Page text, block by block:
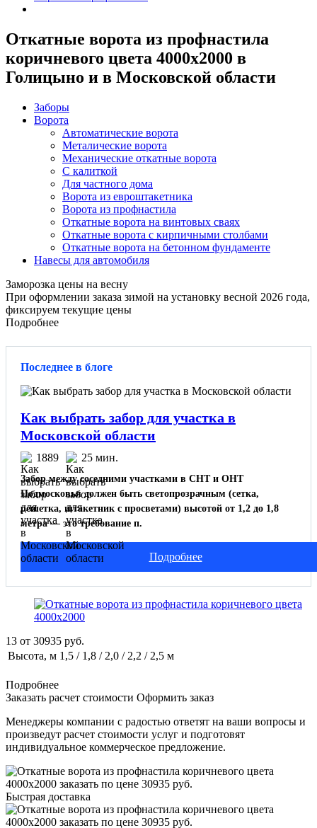
Откатные ворота из профнастила
коричневого цвета 4000x2000 в
Голицыно и в Московской области
Заборы
Ворота
Автоматические ворота
Металические ворота
Механические откатные ворота
С калиткой
Для частного дома
Ворота из евроштакетника
Ворота из профнастила
Откатные ворота на винтовых сваях
Откатные ворота с кирпичными столбами
Откатные ворота на бетонном фундаменте
Навесы для автомобиля
Заморозка цены на весну
При оформлении заказа зимой на установку весной 2026 года,
фиксируем текущие цены
Подробнее
Последнее в блоге
Как выбрать забор для участка в
Московской области
1889 25 мин.
Забор между соседними участками в СНТ и ОНТ
Подмосковья должен быть светопрозрачным (сетка,
решетка, штакетник с просветами) высотой от 1,2 до 1,8
метра — это требование п.
Подробнее
13 от 30935 руб.
Высота, м 1,5 / 1,8 / 2,0 / 2,2 / 2,5 м
Подробнее
Заказать расчет стоимости Оформить заказ
Менеджеры компании с радостью ответят на ваши вопросы и
произведут расчет стоимости услуг и подготовят
индивидуальное коммерческое предложение.
Быстрая доставка